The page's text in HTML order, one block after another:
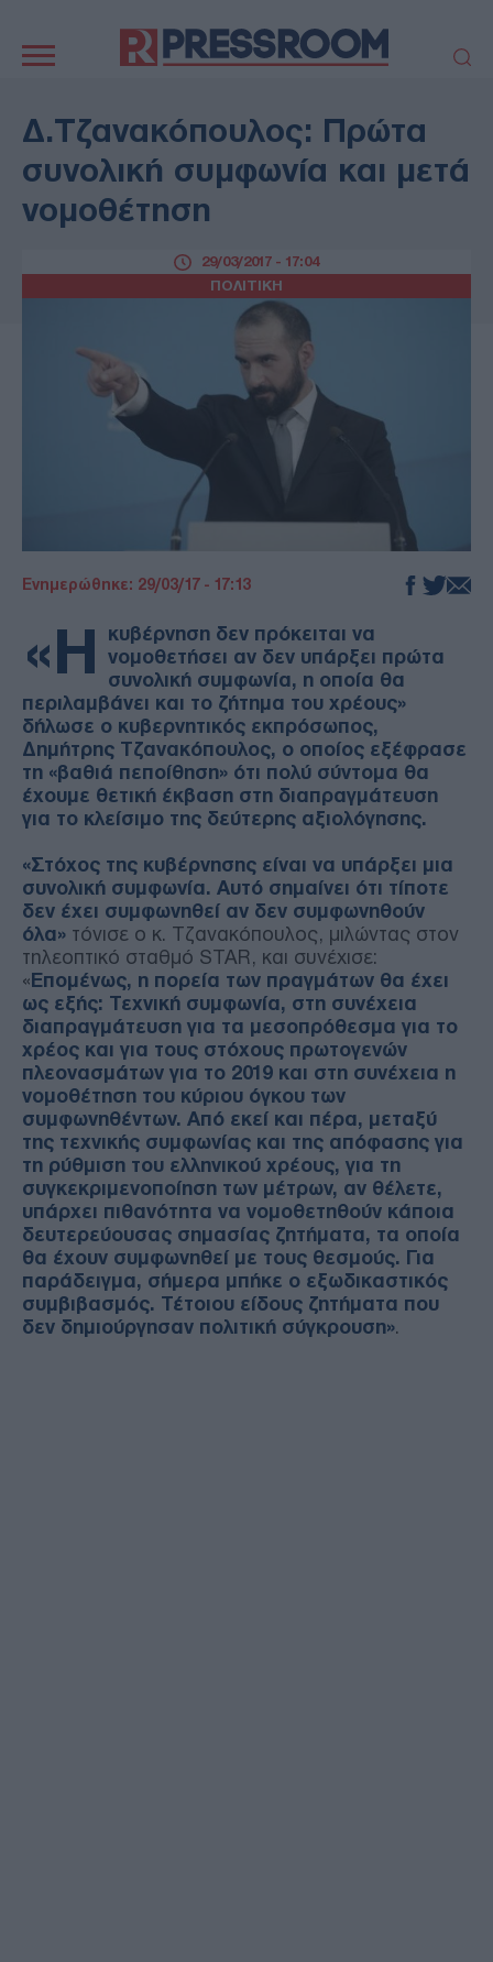
πλοήγηση
ΠΟΛΙΤΙΚΗ
ΤΟΥΡΚΙΑ
ΟΙΚΟΝΟΜΙΑ
ΕΛΛΑΔΑ
ΕΚΚΛΗΣΙΑ
ΑΜΥΝΑ
ΔΙΕΘΝΗ
ΑΥΤΟΔΙΟΙΚΗΣΗ
ΓΑΣΤΡΟΝΟΜΙΑ
ΤΕΧΝΟΛΟΓΙΑ
ΠΑΡΑΞΕΝΑ
ΑΡΘΡΟΓΡΑΦΙΑ
Δ.Τζανακόπουλος: Πρώτα
συνολική συμφωνία και μετά
νομοθέτηση
ΠΟΛΙΤΙΚΗ
29/03/2017 - 17:04
Ενημερώθηκε: 29/03/17 - 17:13
«Η
κυβέρνηση δεν πρόκειται να
νομοθετήσει αν δεν υπάρξει πρώτα
συνολική συμφωνία, η οποία θα
περιλαμβάνει και το ζήτημα του χρέους»
δήλωσε ο κυβερνητικός εκπρόσωπος,
Δημήτρης Τζανακόπουλος, ο οποίος εξέφρασε
τη «βαθιά πεποίθηση» ότι πολύ σύντομα θα
έχουμε θετική έκβαση στη διαπραγμάτευση
για το κλείσιμο της δεύτερης αξιολόγησης.
«Στόχος της κυβέρνησης είναι να υπάρξει μια
συνολική συμφωνία. Αυτό σημαίνει ότι τίποτε
δεν έχει συμφωνηθεί αν δεν συμφωνηθούν
όλα» τόνισε ο κ. Τζανακόπουλος, μιλώντας στον
τηλεοπτικό σταθμό STAR, και συνέχισε:
«Επομένως, η πορεία των πραγμάτων θα έχει
ως εξής: Τεχνική συμφωνία, στη συνέχεια
διαπραγμάτευση για τα μεσοπρόθεσμα για το
χρέος και για τους στόχους πρωτογενών
πλεονασμάτων για το 2019 και στη συνέχεια η
νομοθέτηση του κύριου όγκου των
συμφωνηθέντων. Από εκεί και πέρα, μεταξύ
της τεχνικής συμφωνίας και της απόφασης για
τη ρύθμιση του ελληνικού χρέους, για τη
συγκεκριμενοποίηση των μέτρων, αν θέλετε,
υπάρχει πιθανότητα να νομοθετηθούν κάποια
δευτερεύουσας σημασίας ζητήματα, τα οποία
θα έχουν συμφωνηθεί με τους θεσμούς. Για
παράδειγμα, σήμερα μπήκε ο εξωδικαστικός
συμβιβασμός. Τέτοιου είδους ζητήματα που
δεν δημιούργησαν πολιτική σύγκρουση».